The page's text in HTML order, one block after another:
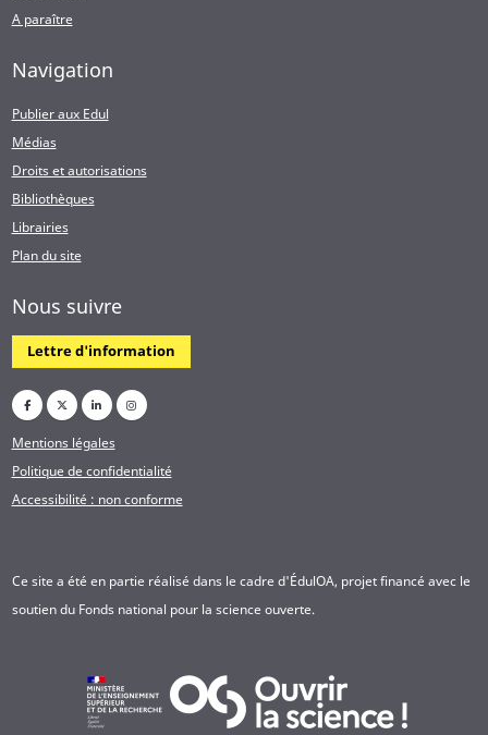
A paraître
Navigation
Publier aux Edul
Médias
Droits et autorisations
Bibliothèques
Librairies
Plan du site
Nous suivre
Lettre d'information
Mentions légales
Politique de confidentialité
Accessibilité : non conforme
Ce site a été en partie réalisé dans le cadre d'ÉdulOA, projet financé avec le
soutien du Fonds national pour la science ouverte.